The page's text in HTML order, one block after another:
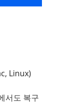
Linux)
서도 복구